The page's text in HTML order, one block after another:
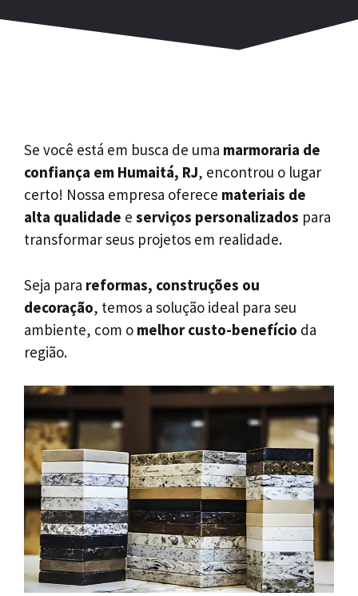
Se você está em busca de uma marmoraria de
confiança em Humaitá, RJ, encontrou o lugar
certo! Nossa empresa oferece materiais de
alta qualidade e serviços personalizados para
transformar seus projetos em realidade.
Seja para reformas, construções ou
decoração, temos a solução ideal para seu
ambiente, com o melhor custo-benefício da
região.